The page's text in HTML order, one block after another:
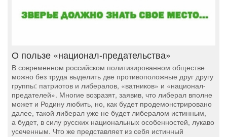
О пользе «национал-предательства»
В современном российском политизированном обществе
можно без труда выделить две противоположные друг другу
группы: патриотов и либералов, «ватников» и «национал-
предателей». Многие возразят, заявив, что либерал вполне
может и Родину любить, но, как будет продемонстрировано
далее, такой либерал уже не будет либералом истинным,
а будет, в силу русских национальных особенностей, лукаво
усеченным. Что же представляет из себя истинный